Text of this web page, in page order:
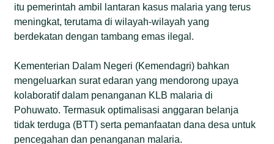
itu pemerintah ambil lantaran kasus malaria yang terus
meningkat, terutama di wilayah-wilayah yang
berdekatan dengan tambang emas ilegal.
Kementerian Dalam Negeri (Kemendagri) bahkan
mengeluarkan surat edaran yang mendorong upaya
kolaboratif dalam penanganan KLB malaria di
Pohuwato. Termasuk optimalisasi anggaran belanja
tidak terduga (BTT) serta pemanfaatan dana desa untuk
pencegahan dan penanganan malaria.